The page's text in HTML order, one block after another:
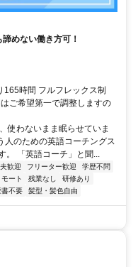
めない働き方可！
時間 フルフレックス制
ご希望第一で調整しますの
使わないまま眠らせていま
人のための英語コーチングス
。 「英語コーチ」と聞...
歓迎 フリーター歓迎
学歴不問
ート 残業なし
研修あり
書不要 髪型・髪色自由